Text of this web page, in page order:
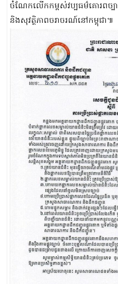
ចំណែកលើកកម្ពស់វប្បធម៌គោរពច្ប
និងសុវត្ថិភាពចរាចរណ៍នៅកម្ពុជា៕